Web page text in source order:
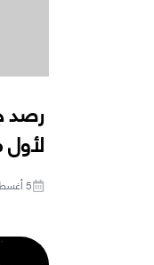
رصد
5 أغسطس ، 2020